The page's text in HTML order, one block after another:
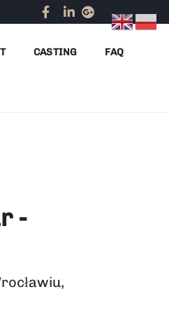
CASTING FAQ
-